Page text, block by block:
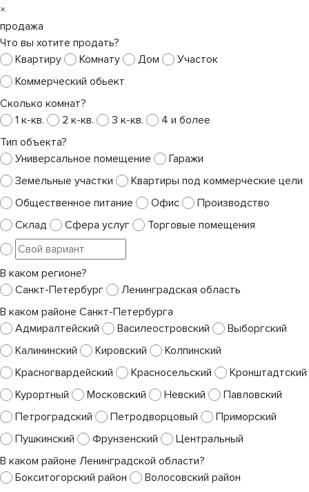
×
продажа
Что вы хотите продать?
Квартиру
Комнату Дом
Участок
Коммерческий обьект
Сколько комнат?
1 к-кв.
2 к-кв. 3 к-кв.
4 и более
Тип объекта?
Универсальное помещение
Гаражи
Земельные участки
Квартиры под коммерческие цели
Общественное питание
Офис
Производство
Склад
Сфера услуг Торговые помещения
В каком регионе?
Санкт-Петербург
Ленинградская область
В каком районе Санкт-Петербурга
Адмиралтейский
Василеостровский
Выборгский
Калининский
Кировский
Колпинский
Красногвардейский
Красносельский
Кронштадтский
Курортный
Московский Невский
Павловский
Петроградский
Петродворцовый
Приморский
Пушкинский
Фрунзенский
Центральный
В каком районе Ленинградской области?
Бокситогорский район
Волосовский район